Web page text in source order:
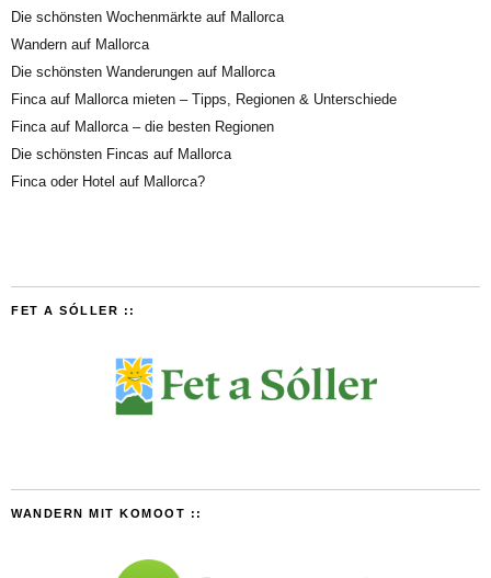
Die schönsten Wochenmärkte auf Mallorca
Wandern auf Mallorca
Die schönsten Wanderungen auf Mallorca
Finca auf Mallorca mieten – Tipps, Regionen & Unterschiede
Finca auf Mallorca – die besten Regionen
Die schönsten Fincas auf Mallorca
Finca oder Hotel auf Mallorca?
FET A SÓLLER ::
WANDERN MIT KOMOOT ::